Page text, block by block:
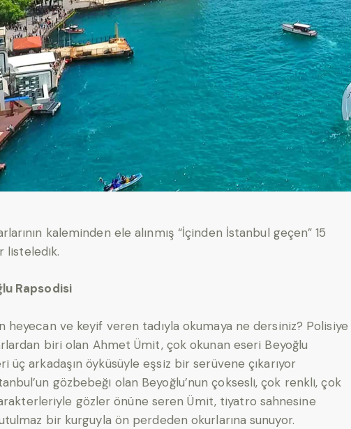
kaleminden ele alınmış “İçinden İstanbul geçen” 15
listeledik.
Rapsodisi
heyecan ve keyif veren tadıyla okumaya ne dersiniz? Polisiye
biri olan Ahmet Ümit, çok okunan eseri Beyoğlu
üç arkadaşın öyküsüyle eşsiz bir serüvene çıkarıyor
gözbebeği olan Beyoğlu’nun çoksesli, çok renkli, çok
gözler önüne seren Ümit, tiyatro sahnesine
bir kurguyla ön perdeden okurlarına sunuyor.